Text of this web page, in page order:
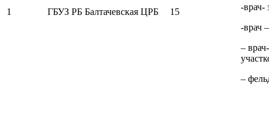
1 ГБУЗ РБ Балтачевская ЦРБ 15
-врач-
-врач
–
–